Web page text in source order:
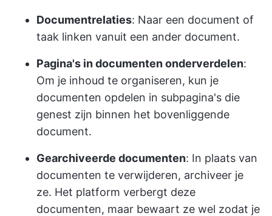
Documentrelaties: Naar een document of
taak linken vanuit een ander document.
Pagina's in documenten onderverdelen:
Om je inhoud te organiseren, kun je
documenten opdelen in subpagina's die
genest zijn binnen het bovenliggende
document.
Gearchiveerde documenten: In plaats van
documenten te verwijderen, archiveer je
ze. Het platform verbergt deze
documenten, maar bewaart ze wel zodat je